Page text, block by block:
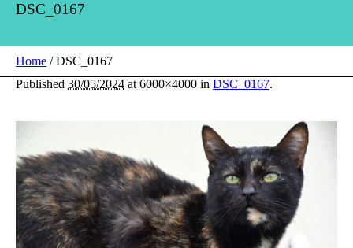
DSC_0167
Home /DSC_0167
Published 30/05/2024 at 6000×4000 in DSC_0167.